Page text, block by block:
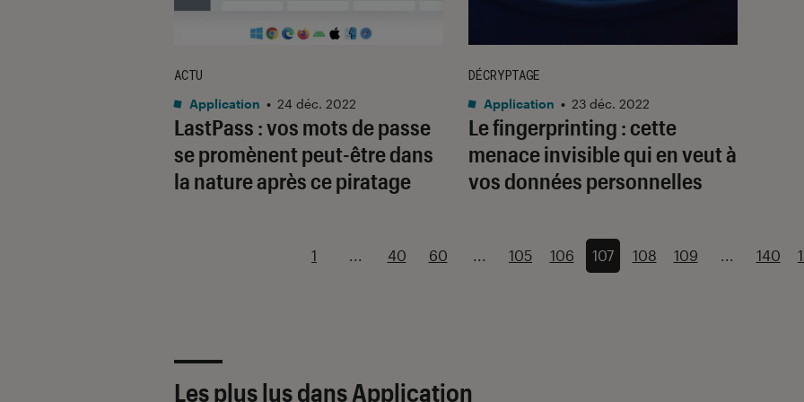
LastPass : vos mots de passe
se promènent peut-être dans
la nature après ce piratage
ACTU
Application • 24 déc. 2022
Le fingerprinting : cette
menace invisible qui en veut à
vos données personnelles
DÉCRYPTAGE
Application • 23 déc. 2022
1 ... 40 60 ... 105 106 107 108 109 ... 140
Les plus lus dans Application